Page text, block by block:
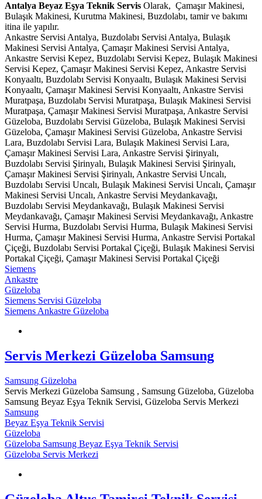
Antalya Beyaz Eşya Teknik Servis Olarak, Çamaşır Makinesi,
Bulaşık Makinesi, Kurutma Makinesi, Buzdolabı, tamir ve bakımı
itina ile yapılır.
Ankastre Servisi Antalya, Buzdolabı Servisi Antalya, Bulaşık
Makinesi Servisi Antalya, Çamaşır Makinesi Servisi Antalya,
Ankastre Servisi Kepez, Buzdolabı Servisi Kepez, Bulaşık Makinesi
Servisi Kepez, Çamaşır Makinesi Servisi Kepez, Ankastre Servisi
Konyaaltı, Buzdolabı Servisi Konyaaltı, Bulaşık Makinesi Servisi
Konyaaltı, Çamaşır Makinesi Servisi Konyaaltı, Ankastre Servisi
Muratpaşa, Buzdolabı Servisi Muratpaşa, Bulaşık Makinesi Servisi
Muratpaşa, Çamaşır Makinesi Servisi Muratpaşa, Ankastre Servisi
Güzeloba, Buzdolabı Servisi Güzeloba, Bulaşık Makinesi Servisi
Güzeloba, Çamaşır Makinesi Servisi Güzeloba, Ankastre Servisi
Lara, Buzdolabı Servisi Lara, Bulaşık Makinesi Servisi Lara,
Çamaşır Makinesi Servisi Lara, Ankastre Servisi Şirinyalı,
Buzdolabı Servisi Şirinyalı, Bulaşık Makinesi Servisi Şirinyalı,
Çamaşır Makinesi Servisi Şirinyalı, Ankastre Servisi Uncalı,
Buzdolabı Servisi Uncalı, Bulaşık Makinesi Servisi Uncalı, Çamaşır
Makinesi Servisi Uncalı, Ankastre Servisi Meydankavağı,
Buzdolabı Servisi Meydankavağı, Bulaşık Makinesi Servisi
Meydankavağı, Çamaşır Makinesi Servisi Meydankavağı, Ankastre
Servisi Hurma, Buzdolabı Servisi Hurma, Bulaşık Makinesi Servisi
Hurma, Çamaşır Makinesi Servisi Hurma, Ankastre Servisi Portakal
Çiçeği, Buzdolabı Servisi Portakal Çiçeği, Bulaşık Makinesi Servisi
Portakal Çiçeği, Çamaşır Makinesi Servisi Portakal Çiçeği
Siemens
Ankastre
Güzeloba
Siemens Servisi Güzeloba
Siemens Ankastre Güzeloba
Servis Merkezi Güzeloba Samsung
Samsung Güzeloba
Servis Merkezi Güzeloba Samsung , Samsung Güzeloba, Güzeloba
Samsung Beyaz Eşya Teknik Servisi, Güzeloba Servis Merkezi
Samsung
Beyaz Eşya Teknik Servisi
Güzeloba
Güzeloba Samsung Beyaz Eşya Teknik Servisi
Güzeloba Servis Merkezi